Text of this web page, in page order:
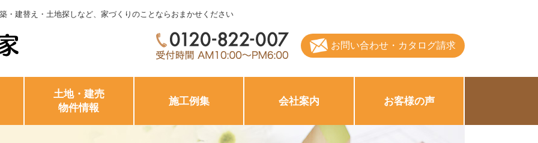
・建替え・土地探しなど、家づくりのことならおまかせください
お問い合わせ・カタログ請求
土地・建売
物件情報
施工例集 会社案内 お客様の声